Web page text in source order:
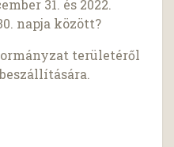
31. és 2022.
napja között?
területéről